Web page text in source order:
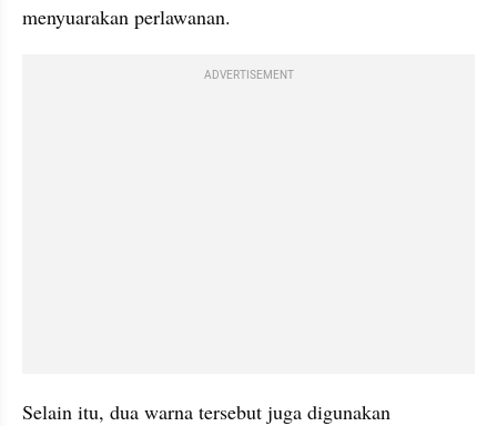
menyuarakan perlawanan.
ADVERTISEMENT
Selain itu, dua warna tersebut juga digunakan